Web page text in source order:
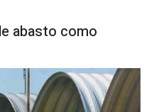
abasto como